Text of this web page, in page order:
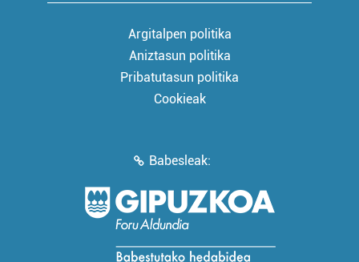
Argitalpen politika
Aniztasun politika
Pribatutasun politika
Cookieak
Babesleak: